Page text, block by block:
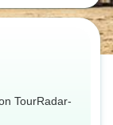
TourRadar-